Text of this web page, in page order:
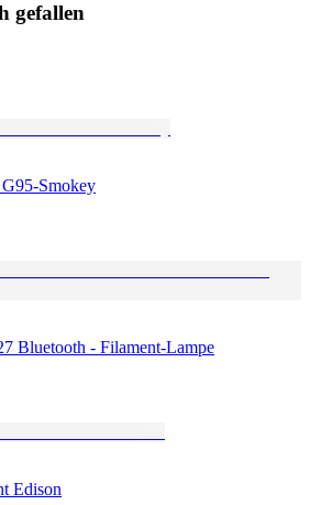
gefallen
Smokey
Bluetooth - Filament-Lampe
Edison